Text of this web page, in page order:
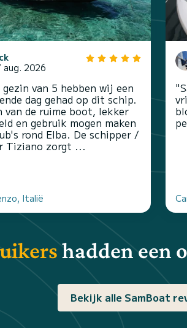
aug. 2026
van 5 hebben wij een
dag gehad op dit schip.
van de ruime boot, lekker
en gebruik mogen maken
rond Elba. De schipper /
Tiziano zorgt ...
Italië
hadden een
Bekijk alle SamBoat